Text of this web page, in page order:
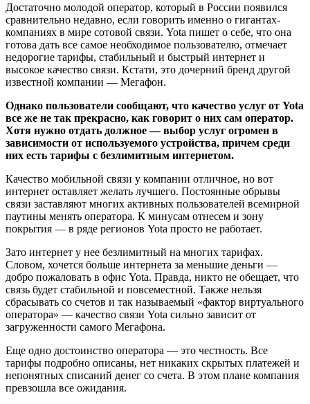
Достаточно молодой оператор, который в России появился
сравнительно недавно, если говорить именно о гигантах-
компаниях в мире сотовой связи. Yota пишет о себе, что она
готова дать все самое необходимое пользователю, отмечает
недорогие тарифы, стабильный и быстрый интернет и
высокое качество связи. Кстати, это дочерний бренд другой
известной компании — Мегафон.
Однако пользователи сообщают, что качество услуг от Yota
все же не так прекрасно, как говорит о них сам оператор.
Хотя нужно отдать должное — выбор услуг огромен в
зависимости от используемого устройства, причем среди
них есть тарифы с безлимитным интернетом.
Качество мобильной связи у компании отличное, но вот
интернет оставляет желать лучшего. Постоянные обрывы
связи заставляют многих активных пользователей всемирной
паутины менять оператора. К минусам отнесем и зону
покрытия — в ряде регионов Yota просто не работает.
Зато интернет у нее безлимитный на многих тарифах.
Словом, хочется больше интернета за меньшие деньги —
добро пожаловать в офис Yota. Правда, никто не обещает, что
связь будет стабильной и повсеместной. Также нельзя
сбрасывать со счетов и так называемый «фактор виртуального
оператора» — качество связи Yota сильно зависит от
загруженности самого Мегафона.
Еще одно достоинство оператора — это честность. Все
тарифы подробно описаны, нет никаких скрытых платежей и
непонятных списаний денег со счета. В этом плане компания
превзошла все ожидания.